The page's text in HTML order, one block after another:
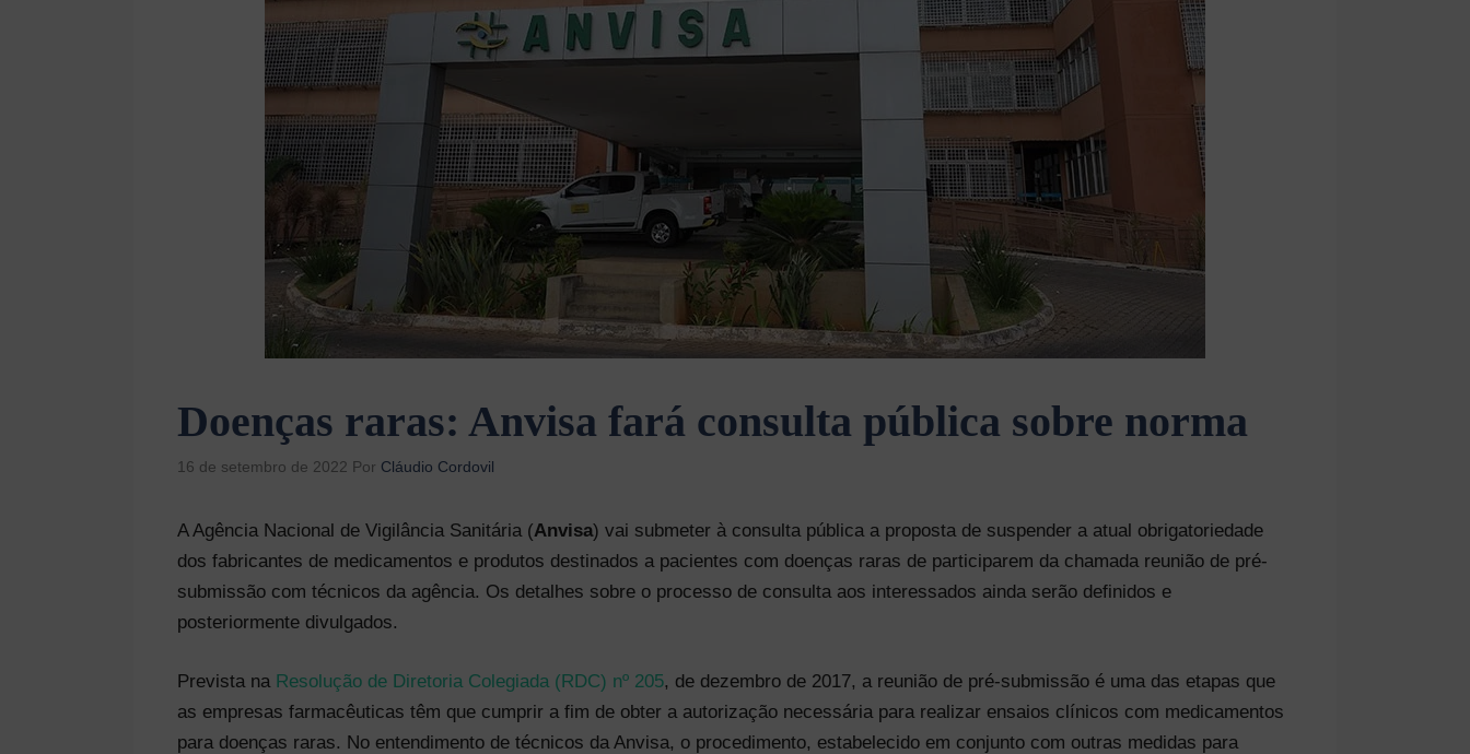
Doenças raras: Anvisa fará consulta pública sobre norma
16 de setembro de 2022 Por Cláudio Cordovil
A Agência Nacional de Vigilância Sanitária (Anvisa) vai submeter à consulta pública a proposta de suspender a atual obrigatoriedade
dos fabricantes de medicamentos e produtos destinados a pacientes com doenças raras de participarem da chamada reunião de pré-
submissão com técnicos da agência. Os detalhes sobre o processo de consulta aos interessados ainda serão definidos e
posteriormente divulgados.
Prevista na Resolução de Diretoria Colegiada (RDC) nº 205, de dezembro de 2017, a reunião de pré-submissão é uma das etapas que
as empresas farmacêuticas têm que cumprir a fim de obter a autorização necessária para realizar ensaios clínicos com medicamentos
para doenças raras. No entendimento de técnicos da Anvisa, o procedimento, estabelecido em conjunto com outras medidas para